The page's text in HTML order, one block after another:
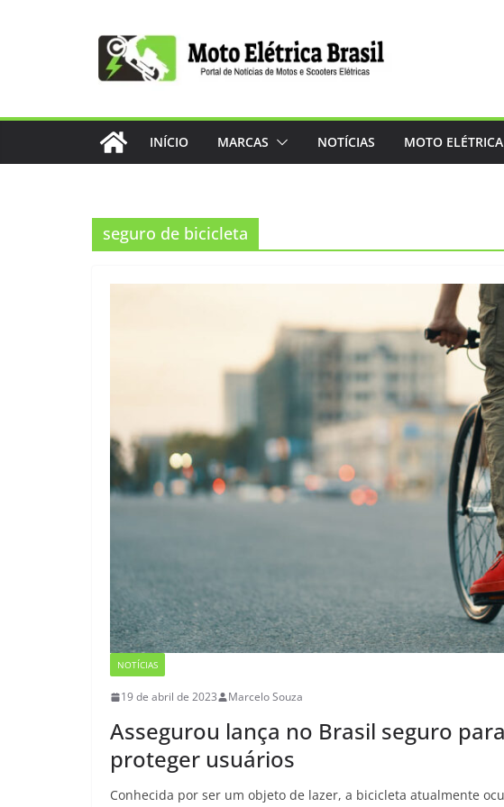
INÍCIO MARCAS NOTÍCIAS MOTO ELÉTRICA
seguro de bicicleta
NOTÍCIAS
19 de abril de 2023 Marcelo Souza
Assegurou lança no Brasil seguro
proteger usuários
Conhecida por ser um objeto de lazer, a bicicleta atualmente